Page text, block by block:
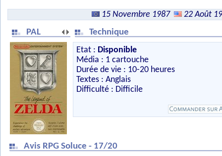
15 Novembre 1987
22 Août
PAL
Technique
Etat : Disponible
Média : 1 cartouche
Durée de vie : 10-20 heures
Textes : Anglais
Difficulté : Difficile
Avis RPG Soluce - 17/20